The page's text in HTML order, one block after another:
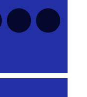
série pour